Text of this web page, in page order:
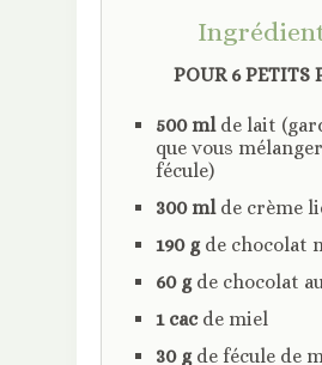
POUR 6 PETITS
500 mlde lait
que vous
fécule)
300 mlde crème
190 gde chocolat
60 gde chocolat
1 cacde miel
30 gde fécule de